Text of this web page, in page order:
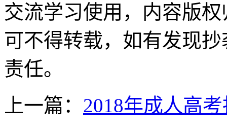
交流学习使用，内容版
可不得转载，如有发现
责任。
上一篇： 2018年成人高